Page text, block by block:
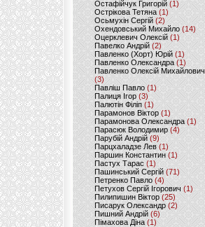
Остафійчук Григорій(1)
Острікова Тетяна (1)
Осьмухін Сергій (2)
Охендовський Михайло (14)
Оцерклевич Олексій (1)
Павелко Андрій (2)
Павленко (Хорт) Юрій (1)
Павленко Олександра (1)
Павленко Олексій Михайлович
(3)
Павліш Павло(1)
Палиця Ігор (3)
Палютін Філіп(1)
Парамонов Віктор (1)
Парамонова Олександра(1)
Парасюк Володимир(4)
Парубій Андрій (9)
Парцхаладзе Лев (1)
Паршин Константин(1)
Пастух Тарас (1)
Пашинський Сергій (71)
Петренко Павло (4)
Петухов Сергій Ігорович (1)
Пилипишин Віктор(25)
Писарук Олександр(2)
Пишний Андрій (6)
Пімахова Діна(1)